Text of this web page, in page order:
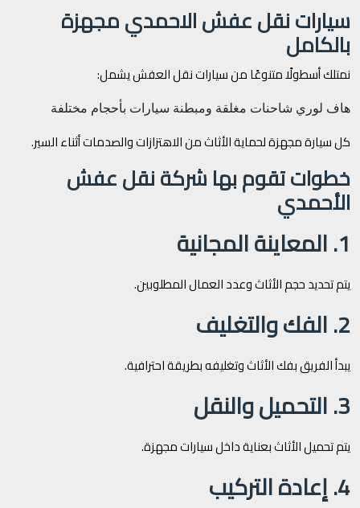
سيارات نقل عفش الاحمدي مجهزة
بالكامل
نمتلك أسطولًا متنوعًا من سيارات نقل العفش يشمل:
هاف لوري شاحنات مغلقة ومبطنة سيارات بأحجام مختلفة
كل سيارة مجهزة لحماية الأثاث من الاهتزازات والصدمات أثناء السير.
خطوات تقوم بها شركة نقل عفش
الأحمدي
1. المعاينة المجانية
يتم تحديد حجم الأثاث وعدد العمال المطلوبين.
2. الفك والتغليف
يبدأ الفريق بفك الأثاث وتغليفه بطريقة احترافية.
3. التحميل والنقل
يتم تحميل الأثاث بعناية داخل سيارات مجهزة.
4. إعادة التركيب